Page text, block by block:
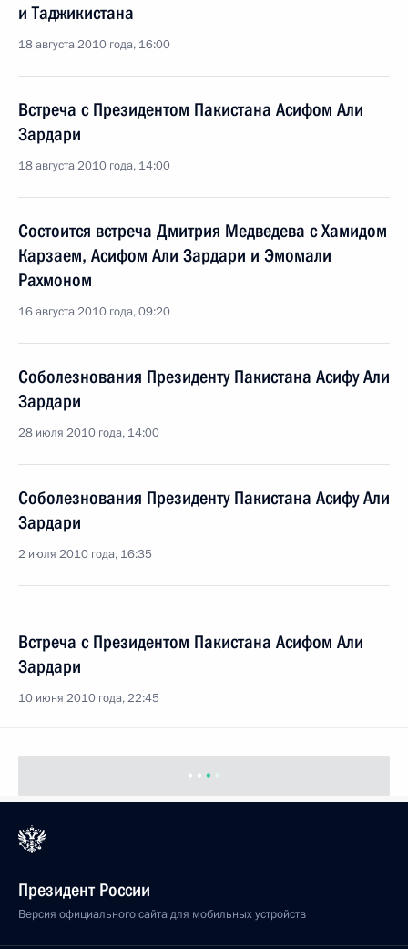
и Таджикистана
18 августа 2010 года, 16:00
Встреча с Президентом Пакистана Асифом Али
Зардари
18 августа 2010 года, 14:00
Состоится встреча Дмитрия Медведева с Хамидом
Карзаем, Асифом Али Зардари и Эмомали
Рахмоном
16 августа 2010 года, 09:20
Соболезнования Президенту Пакистана Асифу Али
Зардари
28 июля 2010 года, 14:00
Соболезнования Президенту Пакистана Асифу Али
Зардари
2 июля 2010 года, 16:35
Встреча с Президентом Пакистана Асифом Али
Зардари
10 июня 2010 года, 22:45
Президент России
Версия официального сайта для мобильных устройств